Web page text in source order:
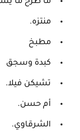
منتزه.
مطبخ
كبدة وسجق
تشيكن فيلا.
أم حسن.
الشرقاوي.